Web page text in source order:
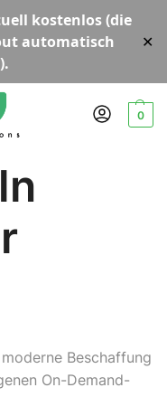
kostenlos(die
automatisch
✕
0
Beschaffung
On-Demand-